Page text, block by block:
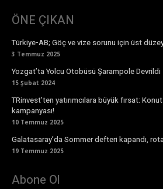
ÖNE ÇIKAN
Türkiye-AB; Göç ve vize sorunu için üst
3 Temmuz 2025
Yozgat’ta Yolcu Otobüsü Şarampole Devrildi
15 Şubat 2024
TRinvest’ten yatırımcılara büyük fırsat:
kampanyası!
10 Temmuz 2025
Galatasaray’da Sommer defteri kapandı,
19 Temmuz 2025
Abone Ol